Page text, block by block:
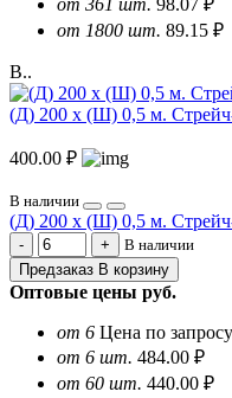
от 361 шт. 98.07 ₽
от 1800 шт. 89.15 ₽
В..
(Д) 200 х (Ш) 0,5 м.
400.00 ₽
В наличии
(Д) 200 х (Ш) 0,5 м.
В наличии
Предзаказ В корзину
Оптовые цены руб.
от 6 Цена по запросу
от 6 шт. 484.00 ₽
от 60 шт. 440.00 ₽